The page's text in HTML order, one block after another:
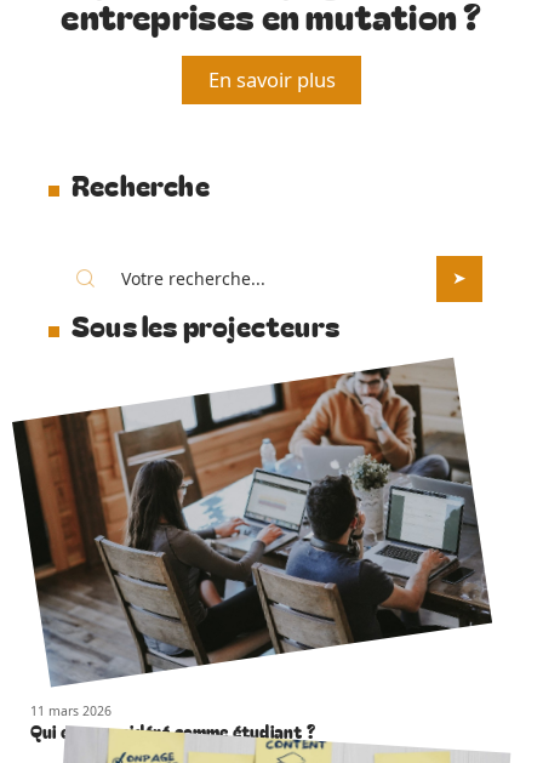
entreprises en mutation ?
En savoir plus
Recherche
Sous les projecteurs
11 mars 2026
Qui est considéré comme étudiant ?